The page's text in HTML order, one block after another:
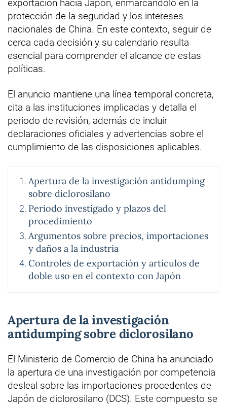
exportación hacia Japón, enmarcándolo en la
protección de la seguridad y los intereses
nacionales de China. En este contexto, seguir de
cerca cada decisión y su calendario resulta
esencial para comprender el alcance de estas
políticas.
El anuncio mantiene una línea temporal concreta,
cita a las instituciones implicadas y detalla el
periodo de revisión, además de incluir
declaraciones oficiales y advertencias sobre el
cumplimiento de las disposiciones aplicables.
Apertura de la investigación antidumping
sobre diclorosilano
Periodo investigado y plazos del
procedimiento
Argumentos sobre precios, importaciones
y daños a la industria
Controles de exportación y artículos de
doble uso en el contexto con Japón
Apertura de la investigación
antidumping sobre diclorosilano
El Ministerio de Comercio de China ha anunciado
la apertura de una investigación por competencia
desleal sobre las importaciones procedentes de
Japón de diclorosilano (DCS). Este compuesto se